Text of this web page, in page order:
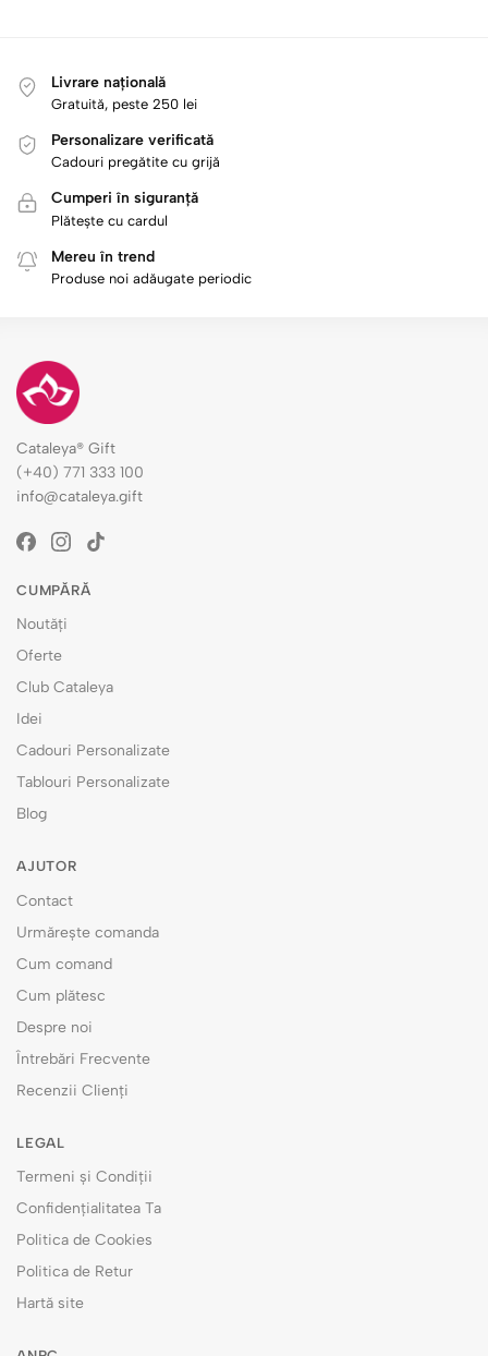
Livrare națională
Gratuită, peste 250 lei
Personalizare verificată
Cadouri pregătite cu grijă
Cumperi în siguranță
Plătește cu cardul
Mereu în trend
Produse noi adăugate periodic
Cataleya® Gift
(+40) 771 333 100
info@cataleya.gift
CUMPĂRĂ
Noutăți
Oferte
Club Cataleya
Idei
Cadouri Personalizate
Tablouri Personalizate
Blog
AJUTOR
Contact
Urmărește comanda
Cum comand
Cum plătesc
Despre noi
Întrebări Frecvente
Recenzii Clienți
LEGAL
Termeni și Condiții
Confidențialitatea Ta
Politica de Cookies
Politica de Retur
Hartă site